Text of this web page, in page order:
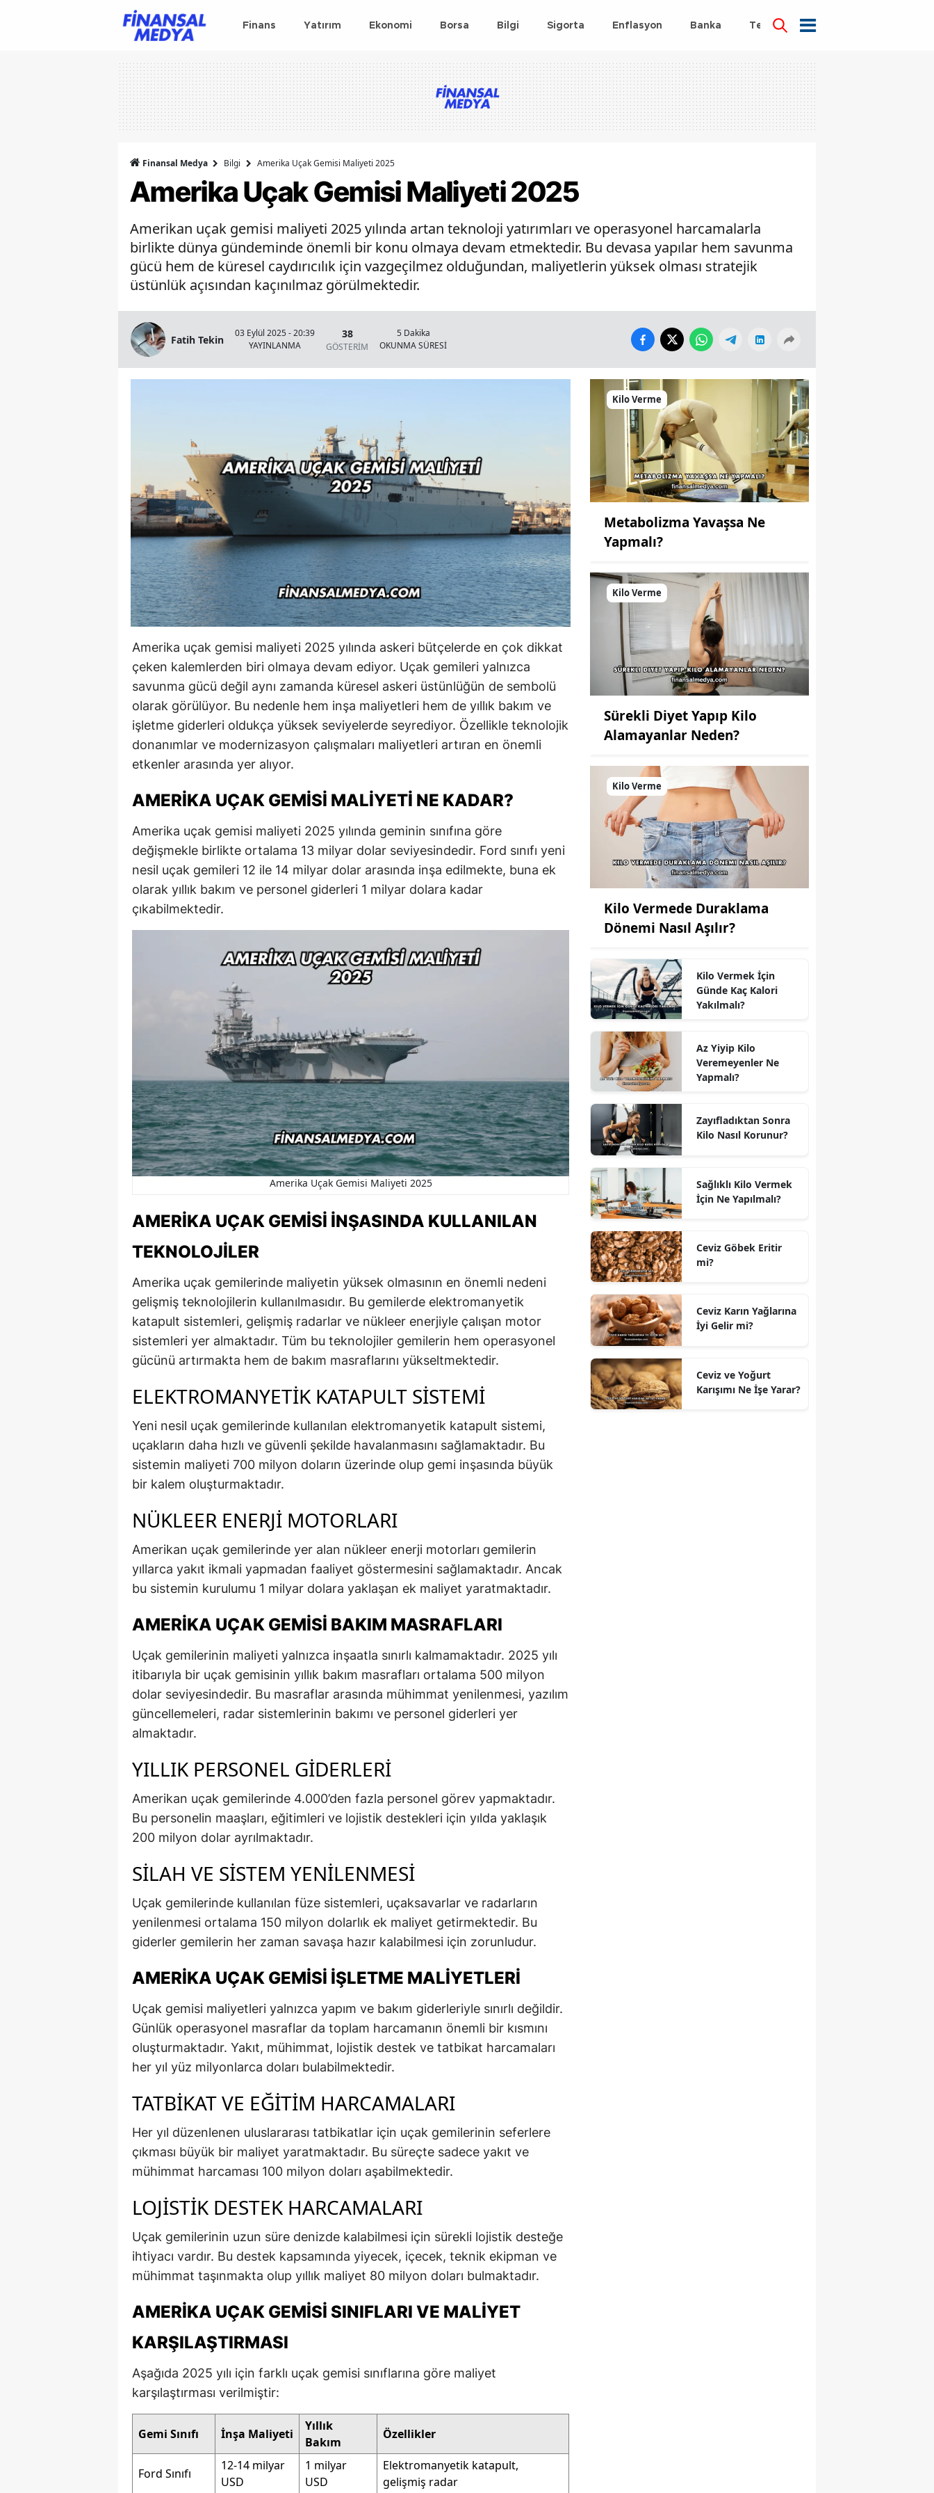
Finans Yatırım Ekonomi Borsa Bilgi Sigorta Enflasyon Banka Teknoloji
Finansal Medya Bilgi Amerika Uçak Gemisi Maliyeti 2025
Amerika Uçak Gemisi Maliyeti 2025
Amerikan uçak gemisi maliyeti 2025 yılında artan teknoloji yatırımları ve operasyonel harcamalarla
birlikte dünya gündeminde önemli bir konu olmaya devam etmektedir. Bu devasa yapılar hem savunma
gücü hem de küresel caydırıcılık için vazgeçilmez olduğundan, maliyetlerin yüksek olması stratejik
üstünlük açısından kaçınılmaz görülmektedir.
Fatih Tekin
03 Eylül 2025 - 20:39
YAYINLANMA
38
GÖSTERİM
5 Dakika
OKUNMA SÜRESİ
Amerika uçak gemisi maliyeti 2025 yılında askeri bütçelerde en çok dikkat
çeken kalemlerden biri olmaya devam ediyor. Uçak gemileri yalnızca
savunma gücü değil aynı zamanda küresel askeri üstünlüğün de sembolü
olarak görülüyor. Bu nedenle hem inşa maliyetleri hem de yıllık bakım ve
işletme giderleri oldukça yüksek seviyelerde seyrediyor. Özellikle teknolojik
donanımlar ve modernizasyon çalışmaları maliyetleri artıran en önemli
etkenler arasında yer alıyor.
AMERIKA UÇAK GEMISI MALIYETI NE KADAR?
Amerika uçak gemisi maliyeti 2025 yılında geminin sınıfına göre
değişmekle birlikte ortalama 13 milyar dolar seviyesindedir. Ford sınıfı yeni
nesil uçak gemileri 12 ile 14 milyar dolar arasında inşa edilmekte, buna ek
olarak yıllık bakım ve personel giderleri 1 milyar dolara kadar
çıkabilmektedir.
Amerika Uçak Gemisi Maliyeti 2025
AMERIKA UÇAK GEMISI İNŞASINDA KULLANILAN
TEKNOLOJILER
Amerika uçak gemilerinde maliyetin yüksek olmasının en önemli nedeni
gelişmiş teknolojilerin kullanılmasıdır. Bu gemilerde elektromanyetik
katapult sistemleri, gelişmiş radarlar ve nükleer enerjiyle çalışan motor
sistemleri yer almaktadır. Tüm bu teknolojiler gemilerin hem operasyonel
gücünü artırmakta hem de bakım masraflarını yükseltmektedir.
ELEKTROMANYETIK KATAPULT SISTEMI
Yeni nesil uçak gemilerinde kullanılan elektromanyetik katapult sistemi,
uçakların daha hızlı ve güvenli şekilde havalanmasını sağlamaktadır. Bu
sistemin maliyeti 700 milyon doların üzerinde olup gemi inşasında büyük
bir kalem oluşturmaktadır.
NÜKLEER ENERJI MOTORLARI
Amerikan uçak gemilerinde yer alan nükleer enerji motorları gemilerin
yıllarca yakıt ikmali yapmadan faaliyet göstermesini sağlamaktadır. Ancak
bu sistemin kurulumu 1 milyar dolara yaklaşan ek maliyet yaratmaktadır.
AMERIKA UÇAK GEMISI BAKIM MASRAFLARI
Uçak gemilerinin maliyeti yalnızca inşaatla sınırlı kalmamaktadır. 2025 yılı
itibarıyla bir uçak gemisinin yıllık bakım masrafları ortalama 500 milyon
dolar seviyesindedir. Bu masraflar arasında mühimmat yenilenmesi, yazılım
güncellemeleri, radar sistemlerinin bakımı ve personel giderleri yer
almaktadır.
YILLIK PERSONEL GIDERLERI
Amerikan uçak gemilerinde 4.000’den fazla personel görev yapmaktadır.
Bu personelin maaşları, eğitimleri ve lojistik destekleri için yılda yaklaşık
200 milyon dolar ayrılmaktadır.
SILAH VE SISTEM YENILENMESI
Uçak gemilerinde kullanılan füze sistemleri, uçaksavarlar ve radarların
yenilenmesi ortalama 150 milyon dolarlık ek maliyet getirmektedir. Bu
giderler gemilerin her zaman savaşa hazır kalabilmesi için zorunludur.
AMERIKA UÇAK GEMISI İŞLETME MALIYETLERI
Uçak gemisi maliyetleri yalnızca yapım ve bakım giderleriyle sınırlı değildir.
Günlük operasyonel masraflar da toplam harcamanın önemli bir kısmını
oluşturmaktadır. Yakıt, mühimmat, lojistik destek ve tatbikat harcamaları
her yıl yüz milyonlarca doları bulabilmektedir.
TATBIKAT VE EĞITIM HARCAMALARI
Her yıl düzenlenen uluslararası tatbikatlar için uçak gemilerinin seferlere
çıkması büyük bir maliyet yaratmaktadır. Bu süreçte sadece yakıt ve
mühimmat harcaması 100 milyon doları aşabilmektedir.
LOJISTIK DESTEK HARCAMALARI
Uçak gemilerinin uzun süre denizde kalabilmesi için sürekli lojistik desteğe
ihtiyacı vardır. Bu destek kapsamında yiyecek, içecek, teknik ekipman ve
mühimmat taşınmakta olup yıllık maliyet 80 milyon doları bulmaktadır.
AMERIKA UÇAK GEMISI SINIFLARI VE MALIYET
KARŞILAŞTIRMASI
Aşağıda 2025 yılı için farklı uçak gemisi sınıflarına göre maliyet
karşılaştırması verilmiştir:
Gemi Sınıfı İnşa Maliyeti
Yıllık
Bakım
Özellikler
Ford Sınıfı
12-14 milyar
USD
1 milyar
USD
Elektromanyetik katapult,
gelişmiş radar
Kilo Verme
Metabolizma Yavaşsa Ne
Yapmalı?
Kilo Verme
Sürekli Diyet Yapıp Kilo
Alamayanlar Neden?
Kilo Verme
Kilo Vermede Duraklama
Dönemi Nasıl Aşılır?
Kilo Vermek İçin
Günde Kaç Kalori
Yakılmalı?
Az Yiyip Kilo
Veremeyenler Ne
Yapmalı?
Zayıfladıktan Sonra
Kilo Nasıl Korunur?
Sağlıklı Kilo Vermek
İçin Ne Yapılmalı?
Ceviz Göbek Eritir
mi?
Ceviz Karın Yağlarına
İyi Gelir mi?
Ceviz ve Yoğurt
Karışımı Ne İşe Yarar?